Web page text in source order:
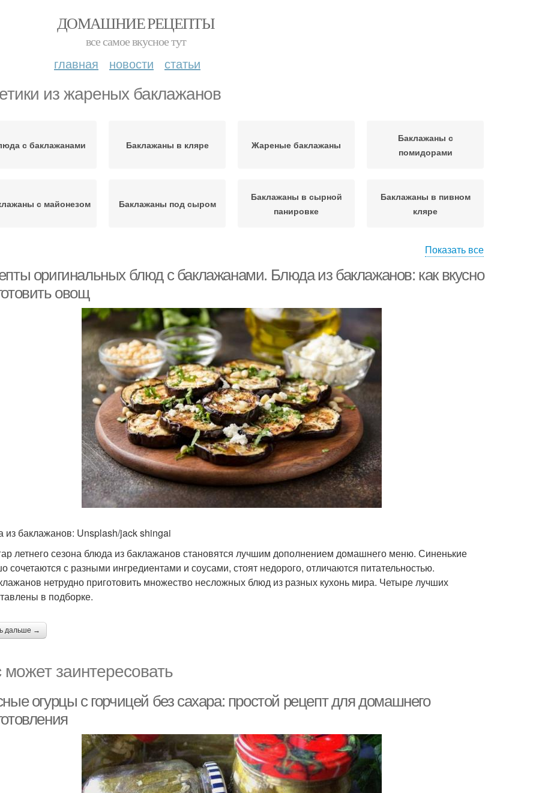
ДОМАШНИЕ РЕЦЕПТЫ
все самое вкусное тут
главная новости статьи
из жареных баклажанов
с баклажанами Баклажаны в кляре Жареные баклажаны
Баклажаны с
помидорами
с майонезом Баклажаны под сыром
Баклажаны в сырной
панировке
Баклажаны в пивном
кляре
Показать все
оригинальных блюд с баклажанами. Блюда из баклажанов: как вкусно
овощ
из баклажанов: Unsplash/jack shingai
летнего сезона блюда из баклажанов становятся лучшим дополнением домашнего меню. Синенькие
сочетаются с разными ингредиентами и соусами, стоят недорого, отличаются питательностью.
нетрудно приготовить множество несложных блюд из разных кухонь мира. Четыре лучших
в подборке.
дальше →
заинтересовать
огурцы с горчицей без сахара: простой рецепт для домашнего